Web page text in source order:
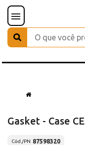
Gasket - Case CE
Cód./PN 87598320